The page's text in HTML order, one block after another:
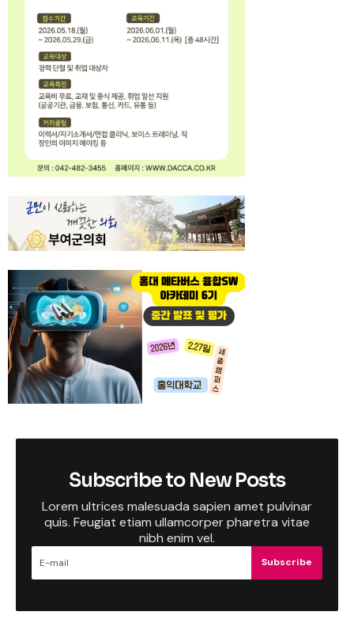
Subscribe to New Posts
Lorem ultrices malesuada sapien amet pulvinar
quis. Feugiat etiam ullamcorper pharetra vitae
nibh enim vel.
Subscribe